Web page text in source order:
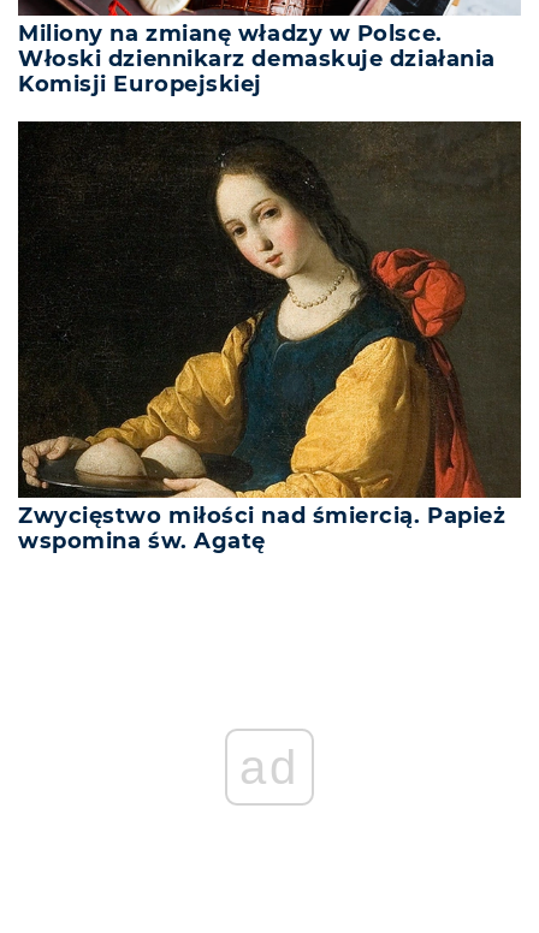
Miliony na zmianę władzy w Polsce.
Włoski dziennikarz demaskuje działania
Komisji Europejskiej
Zwycięstwo miłości nad śmiercią. Papież
wspomina św. Agatę
ad